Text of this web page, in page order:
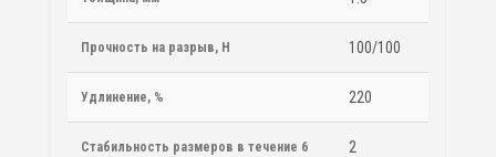
Прочность на разрыв, H 100/100
Удлинение, % 220
Стабильность размеров в течение 6
2